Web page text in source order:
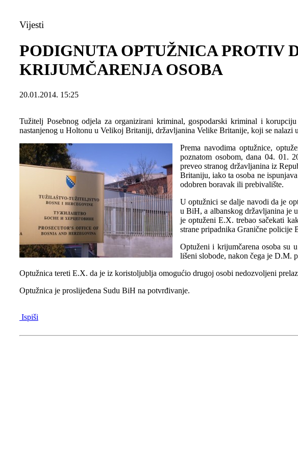
Vijesti
PODIGNUTA OPTUŽNICA PROTIV
KRIJUMČARENJA OSOBA
20.01.2014. 15:25
Tužitelj Posebnog odjela za organizirani kriminal, gospodarski kriminal i
nastanjenog u Holtonu u Velikoj Britaniji, državljanina Velike Britanije, koji se nalazi
Prema navodima optužnice,
poznatom osobom, dana 04. 01.
preveo stranog državljanina iz
Britaniju, iako ta osoba ne
odobren boravak ili prebivalište.
U optužnici se dalje navodi da je
u BiH, a albanskog državljanina je
je optuženi E.X. trebao sačekati
strane pripadnika Granične policije
Optuženi i krijumčarena osoba su
lišeni slobode, nakon čega je D.M.
Optužnica tereti E.X. da je iz koristoljublja omogućio drugoj osobi nedozvoljeni
Optužnica je proslijeđena Sudu BiH na potvrđivanje.
Ispiši